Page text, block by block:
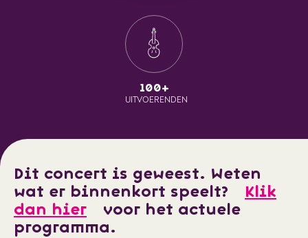
100+
UITVOERENDEN
Dit concert is geweest. Weten
wat er binnenkort speelt? Klik
dan hier voor het actuele
programma.